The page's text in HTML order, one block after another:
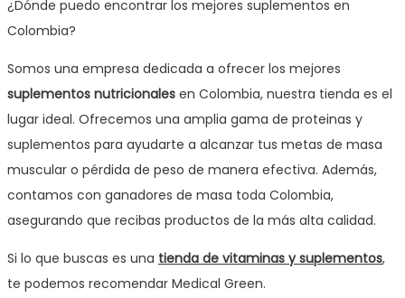
¿Dónde puedo encontrar los mejores suplementos en
Colombia?
Somos una empresa dedicada a ofrecer los mejores
suplementos nutricionales en Colombia, nuestra tienda es el
lugar ideal. Ofrecemos una amplia gama de proteinas y
suplementos para ayudarte a alcanzar tus metas de masa
muscular o pérdida de peso de manera efectiva. Además,
contamos con ganadores de masa toda Colombia,
asegurando que recibas productos de la más alta calidad.
Si lo que buscas es una tienda de vitaminas y suplementos,
te podemos recomendar Medical Green.